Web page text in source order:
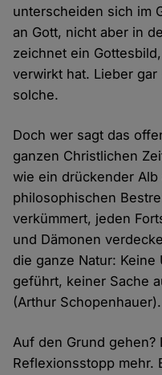
unterscheiden sich im
an Gott, nicht aber in
zeichnet ein
verwirkt hat. Lieber
solche.
Doch wer sagt das
ganzen Christlichen
wie ein drückender
philosophischen
verkümmert, jeden
und Dämonen
die ganze Natur:
geführt, keiner Sache
(Arthur Schopenhauer).
Auf den Grund gehen?
Reflexionsstopp mehr.